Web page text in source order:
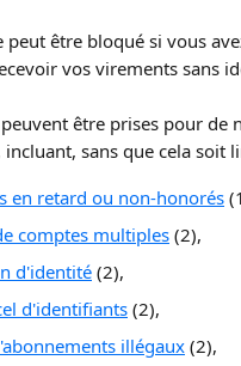
peut être bloqué si vous
vos virements sans
peuvent être prises pour
sans que cela soit
en retard ou non-honorés
comptes multiples (2),
d'identité (2),
d'identifiants (2),
illégaux (2),